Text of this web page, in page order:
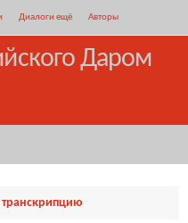
Диалоги ещё Авторы
Даром